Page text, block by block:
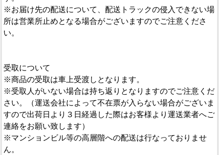
※お届け先の配送について、配送トラックの侵入できない場
所は営業所止めとなる場合がございますのでご注意くださ
い。
受取について
※商品の受取は車上受渡しとなります。
※受取人がいない場合は持ち返りとなりますのでご注意くだ
さい。（運送会社によって不在票が入らない場合がございま
すので出荷日より３日経過した際はお客様より運送業者へご
連絡をお願い致します）
※マンションビル等の高層階への配送は行なっておりませ
ん。